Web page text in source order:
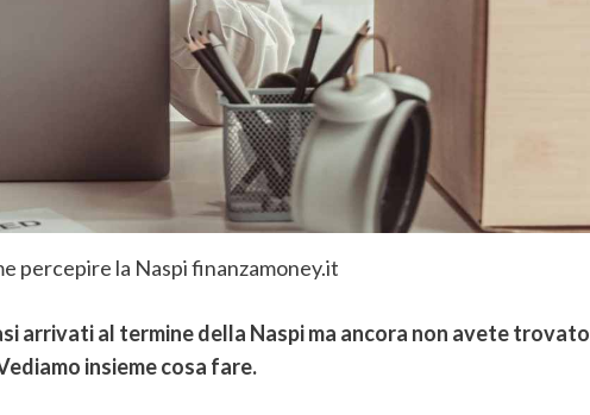
percepire la Naspi finanzamoney.it
arrivati al termine della Naspi ma ancora non avete trovato
insieme cosa fare.